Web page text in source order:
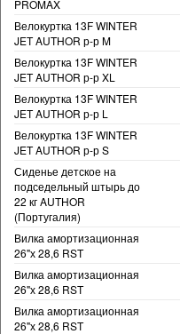
PROMAX
Велокуртка 13F WINTER
JET AUTHOR р-р M
Велокуртка 13F WINTER
JET AUTHOR р-р XL
Велокуртка 13F WINTER
JET AUTHOR р-р L
Велокуртка 13F WINTER
JET AUTHOR р-р S
Сиденье детское на
подседельный штырь до
22 кг AUTHOR
(Португалия)
Вилка амортизационная
26"х 28,6 RST
Вилка амортизационная
26"х 28,6 RST
Вилка амортизационная
26"х 28,6 RST